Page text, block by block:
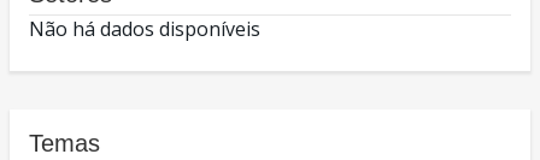
Não há dados disponíveis
Temas